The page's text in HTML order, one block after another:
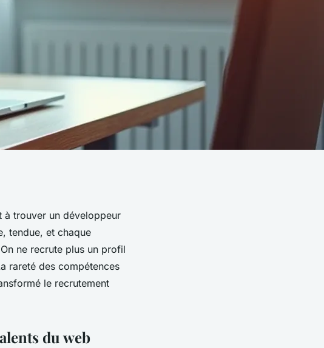
à trouver un développeur
tendue, et chaque
ne recrute plus un profil
rareté des compétences
le recrutement
du web